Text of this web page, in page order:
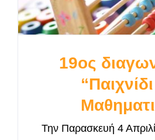
19ος
Την Παρασκευή 4